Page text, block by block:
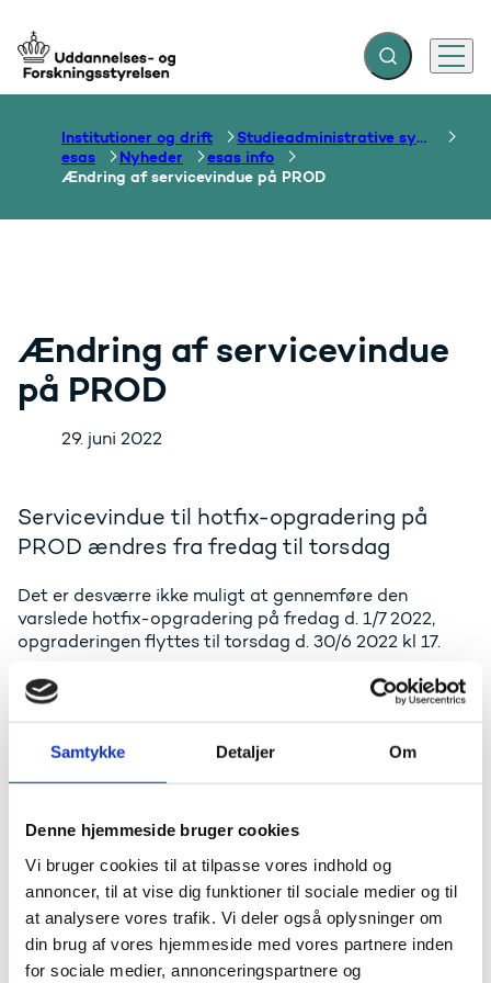
Samtykke Detaljer Om
Denne hjemmeside bruger cookies
Vi bruger cookies til at tilpasse vores indhold og
annoncer, til at vise dig funktioner til sociale medier og til
at analysere vores trafik. Vi deler også oplysninger om
din brug af vores hjemmeside med vores partnere inden
for sociale medier, annonceringspartnere og
Gå til forsiden Fold søgefelt ud
Menu
Institutioner og drift
Studieadministrative systemer
esas
Nyheder
esas info
Ændring af servicevindue på PROD
Ændring af servicevindue
på PROD
29. juni 2022
Servicevindue til hotfix-opgradering på
PROD ændres fra fredag til torsdag
Det er desværre ikke muligt at gennemføre den
varslede hotfix-opgradering på fredag d. 1/7 2022,
opgraderingen flyttes til torsdag d. 30/6 2022 kl 17.
Det gælder stadig at det kun er de jira-sager der er
testet på PP2 og godkendt, der vil blive lagt på PROD.
Det drejer sig om følgende jira-sager:
ESASUDV-361 Rettelse til KOT-kontrollen
automatisk efter opdatering
SISESAS-7100 Arbejdsprocessen 'Genberegn hol
på PUE' opdaterer ikke PUEr med fordeling 'Et hold'
SISESAS-7158 Azure AD og ØÆÅ
SISESAS-6704 'Suppler ansøgning' handlingen
dannes forkert